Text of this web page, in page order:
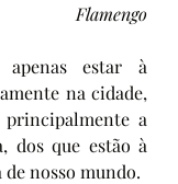
Flamengo
estar à
na cidade,
a
dos que estão à
nosso mundo.